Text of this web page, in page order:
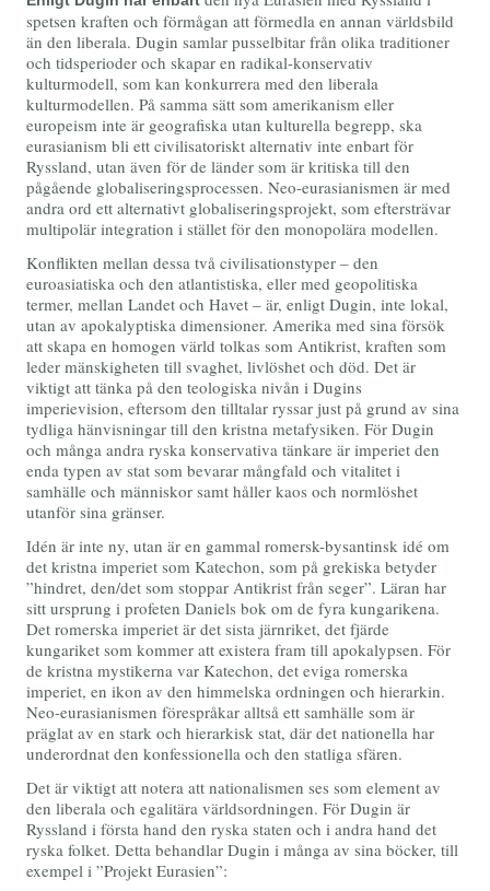
spetsen kraften och förmågan att förmedla en annan världsbild
än den liberala. Dugin samlar pusselbitar från olika traditioner
och tidsperioder och skapar en radikal-konservativ
kulturmodell, som kan konkurrera med den liberala
kulturmodellen. På samma sätt som amerikanism eller
europeism inte är geografiska utan kulturella begrepp, ska
eurasianism bli ett civilisatoriskt alternativ inte enbart för
Ryssland, utan även för de länder som är kritiska till den
pågående globaliseringsprocessen. Neo-eurasianismen är med
andra ord ett alternativt globaliseringsprojekt, som eftersträvar
multipolär integration i stället för den monopolära modellen.
Konflikten mellan dessa två civilisationstyper – den
euroasiatiska och den atlantistiska, eller med geopolitiska
termer, mellan Landet och Havet – är, enligt Dugin, inte lokal,
utan av apokalyptiska dimensioner. Amerika med sina försök
att skapa en homogen värld tolkas som Antikrist, kraften som
leder mänskigheten till svaghet, livlöshet och död. Det är
viktigt att tänka på den teologiska nivån i Dugins
imperievision, eftersom den tilltalar ryssar just på grund av sina
tydliga hänvisningar till den kristna metafysiken. För Dugin
och många andra ryska konservativa tänkare är imperiet den
enda typen av stat som bevarar mångfald och vitalitet i
samhälle och människor samt håller kaos och normlöshet
utanför sina gränser.
Idén är inte ny, utan är en gammal romersk-bysantinsk idé om
det kristna imperiet som Katechon, som på grekiska betyder
”hindret, den/det som stoppar Antikrist från seger”. Läran har
sitt ursprung i profeten Daniels bok om de fyra kungarikena.
Det romerska imperiet är det sista järnriket, det fjärde
kungariket som kommer att existera fram till apokalypsen. För
de kristna mystikerna var Katechon, det eviga romerska
imperiet, en ikon av den himmelska ordningen och hierarkin.
Neo-eurasianismen förespråkar alltså ett samhälle som är
präglat av en stark och hierarkisk stat, där det nationella har
underordnat den konfessionella och den statliga sfären.
Det är viktigt att notera att nationalismen ses som element av
den liberala och egalitära världsordningen. För Dugin är
Ryssland i första hand den ryska staten och i andra hand det
ryska folket. Detta behandlar Dugin i många av sina böcker, till
exempel i ”Projekt Eurasien”: